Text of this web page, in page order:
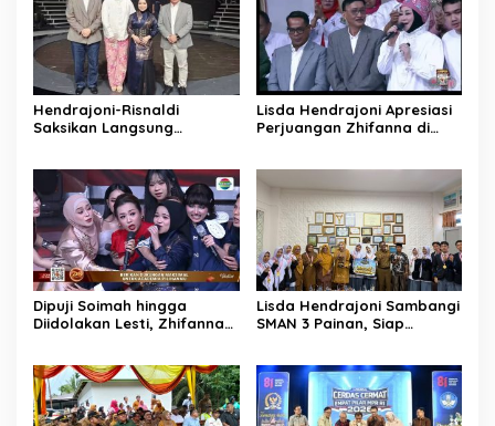
Hendrajoni-Risnaldi
Saksikan Langsung
D’Academy 8 Menggelegar!
Lisda Hendrajoni Apresiasi
Perjuangan Zhifanna di
Dipuji Soimah hingga
Diidolakan Lesti, Zhifanna
Lisda Hendrajoni Sambangi
SMAN 3 Painan, Siap